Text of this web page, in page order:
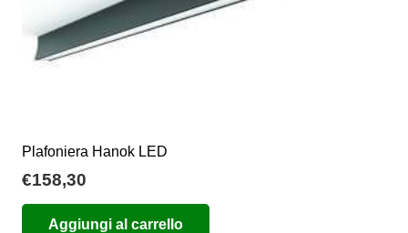
prodotto
Plafoniera Hanok LED
€158,30
Aggiungi al carrello